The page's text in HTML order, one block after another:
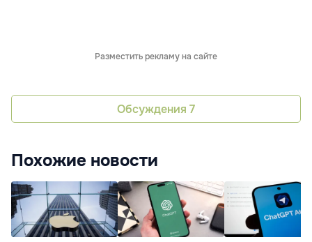
Разместить рекламу на сайте
Обсуждения 7
Похожие новости